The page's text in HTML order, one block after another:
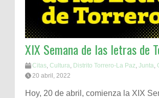
XIX Semana de las letras de
Citas, Cultura, Distrito Torrero-La Paz, Junta,
20 abril, 2022
Hoy, 20 de abril, comienza la XIX